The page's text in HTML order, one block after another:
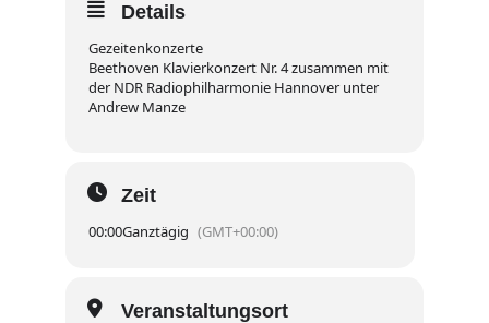
Details
Gezeitenkonzerte
Beethoven Klavierkonzert Nr. 4 zusammen mit
der NDR Radiophilharmonie Hannover unter
Andrew Manze
Zeit
00:00Ganztägig (GMT+00:00)
Veranstaltungsort